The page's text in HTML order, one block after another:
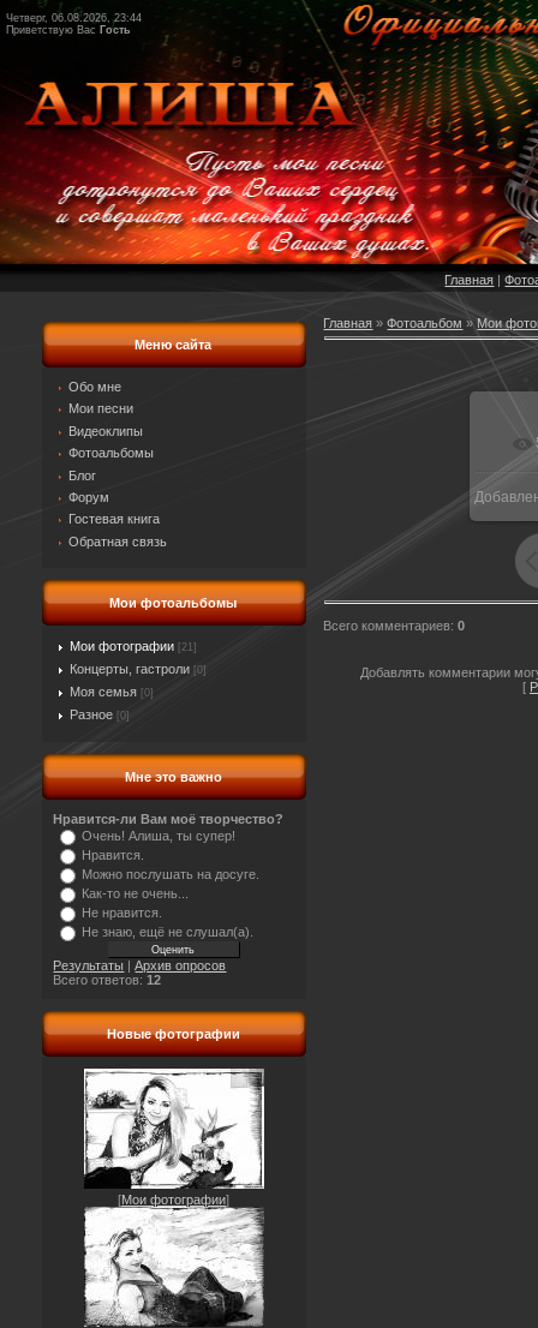
Четверг, 06.08.2026, 23:44
Приветствую Вас Гость
Главная |
Меню сайта
Обо мне
Мои песни
Видеоклипы
Фотоальбомы
Блог
Форум
Гостевая книга
Обратная связь
Мои фотоальбомы
Мои фотографии [21]
Концерты, гастроли [0]
Моя семья [0]
Разное [0]
Мне это важно
Нравится-ли Вам моё творчество?
Очень! Алиша, ты супер!
Нравится.
Можно послушать на досуге.
Как-то не очень...
Не нравится.
Не знаю, ещё не слушал(а).
Результаты |Архив опросов
Всего ответов:12
Новые фотографии
[Мои фотографии]
Главная »Фотоальбом » Мои
Всего комментариев:0
Добавлять комментарии
[